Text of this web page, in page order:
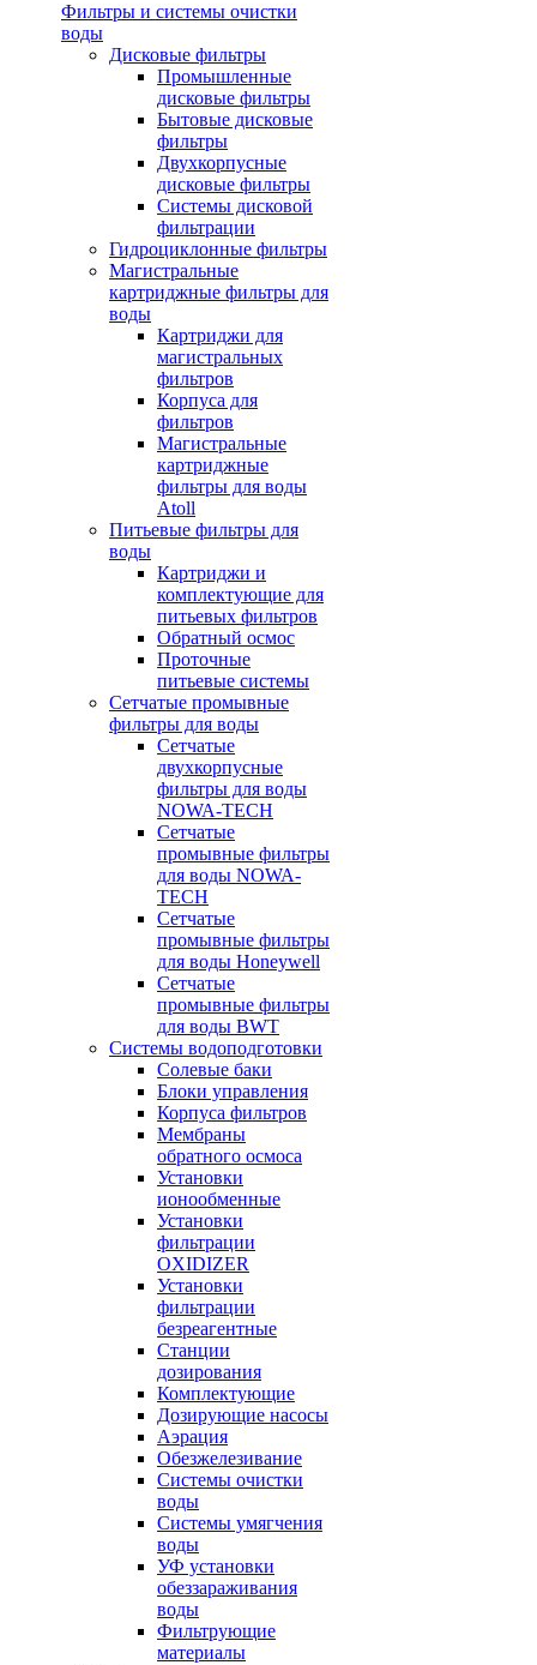
Фильтры и системы очистки
воды
Дисковые фильтры
Промышленные
дисковые фильтры
Бытовые дисковые
фильтры
Двухкорпусные
дисковые фильтры
Системы дисковой
фильтрации
Гидроциклонные фильтры
Магистральные
картриджные фильтры для
воды
Картриджи для
магистральных
фильтров
Корпуса для
фильтров
Магистральные
картриджные
фильтры для воды
Atoll
Питьевые фильтры для
воды
Картриджи и
комплектующие для
питьевых фильтров
Обратный осмос
Проточные
питьевые системы
Сетчатые промывные
фильтры для воды
Сетчатые
двухкорпусные
фильтры для воды
NOWA-TECH
Сетчатые
промывные фильтры
для воды NOWA-
TECH
Сетчатые
промывные фильтры
для воды Honeywell
Сетчатые
промывные фильтры
для воды BWT
Системы водоподготовки
Солевые баки
Блоки управления
Корпуса фильтров
Мембраны
обратного осмоса
Установки
ионообменные
Установки
фильтрации
OXIDIZER
Установки
фильтрации
безреагентные
Станции
дозирования
Комплектующие
Дозирующие насосы
Аэрация
Обезжелезивание
Системы очистки
воды
Системы умягчения
воды
УФ установки
обеззараживания
воды
Фильтрующие
материалы